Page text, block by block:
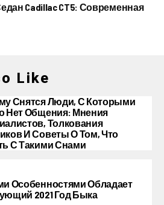
Cadillac CT5: Современная
Like
Снятся Люди, С Которыми
Нет Общения: Мнения
Толкования
И Советы О Том, Что
С Такими Снами
Особенностями Обладает
2021 Год Быка